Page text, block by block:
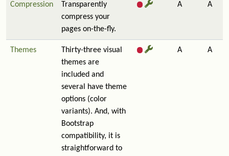
Compression
Transparently
compress your
pages on-the-fly.
A A
Themes
Thirty-three visual
themes are
included and
several have theme
options (color
variants). And, with
Bootstrap
compatibility, it is
straightforward to
A A